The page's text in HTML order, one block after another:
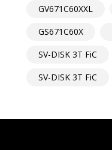
GV671C60XXL
GS671C60X
SV-DISK 3T FiC
SV-DISK 3T FiC